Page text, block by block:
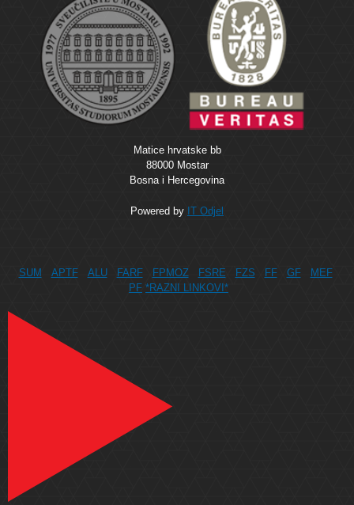
Matice hrvatske bb
88000 Mostar
Bosna i Hercegovina
Powered by IT Odjel
SUM APTF ALU FARF FPMOZ FSRE FZS FF GF
MEF
PF *RAZNI LINKOVI*